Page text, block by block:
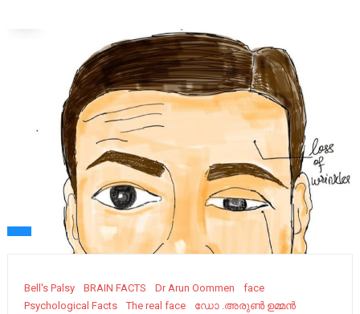
Bell's Palsy BRAIN FACTS Dr Arun Oommen
face
Psychological Facts
The real face
ഡോ .അരുൺ ഉമ്മൻ